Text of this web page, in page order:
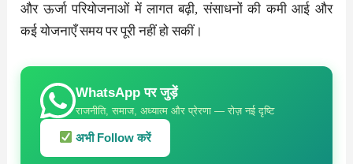
और ऊर्जा परियोजनाओं में लागत बढ़ी, संसाधनों की कमी आई और
कई योजनाएँ समय पर पूरी नहीं हो सकीं।
WhatsApp पर जुड़ें
राजनीति, समाज, अध्यात्म और प्रेरणा — रोज़ नई दृष्टि
अभी Follow करें